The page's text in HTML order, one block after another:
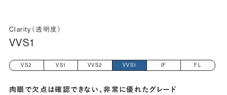
Clarity（透明度）
VVS1
VS2 VS1 VVS2 VVS1 IF FL
肉眼で欠点は確認できない、非常に優れたグレード